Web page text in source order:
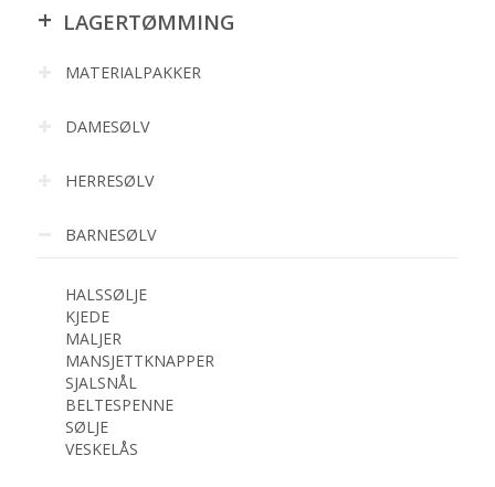
+ LAGERTØMMING
MATERIALPAKKER
DAMESØLV
HERRESØLV
BARNESØLV
HALSSØLJE
KJEDE
MALJER
MANSJETTKNAPPER
SJALSNÅL
BELTESPENNE
SØLJE
VESKELÅS